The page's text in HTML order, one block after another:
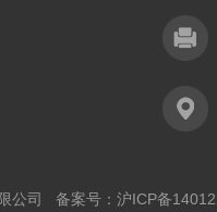
公司 备案号： 沪ICP备